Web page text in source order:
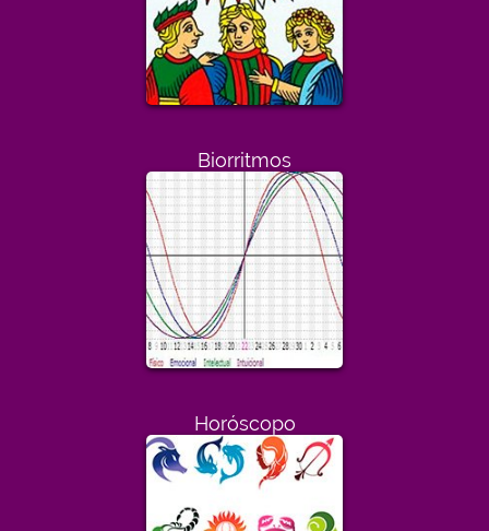
Biorritmos
Horóscopo